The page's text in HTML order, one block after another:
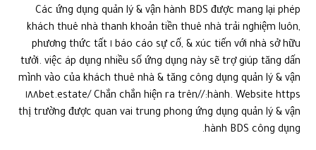
mình vào của khách thuê nhà & tăng công dụng quản lý & vận
hành. Website https://١٨٨bet.estate/ Chắn chắn hiện ra trên
thị trường được quan vai trung phong ứng dụng quản lý & vận
hành BDS công dụng.
Công nghệ cũng giúp hết sức mượt hóa bài xích toán tiết
kiệm calo ở BDS. Các hệ điều hành quản lý & vận hành calo
thông minh Chắn chắn giúp hoạch toán giám gần kề & chỉ thị